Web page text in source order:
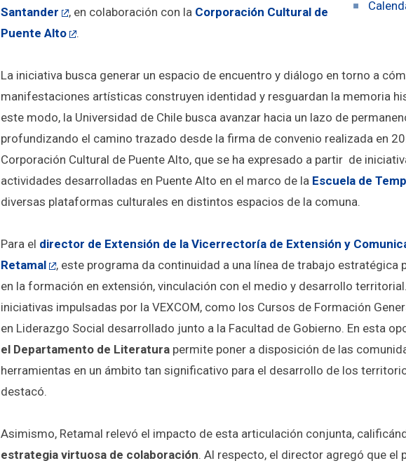
Santander
, en colaboración con la Corporación Cultural de
Puente Alto
.
La iniciativa busca generar un espacio de encuentro y diálogo en torno a
manifestaciones artísticas construyen identidad y resguardan la memoria
este modo, la Universidad de Chile busca avanzar hacia un lazo de
profundizando el camino trazado desde la firma de convenio realizada en
Corporación Cultural de Puente Alto, que se ha expresado a partir de
actividades desarrolladas en Puente Alto en el marco de la Escuela de
diversas plataformas culturales en distintos espacios de la comuna.
Para el director de Extensión de la Vicerrectoría de Extensión y
Retamal
, este programa da continuidad a una línea de trabajo estratégica
en la formación en extensión, vinculación con el medio y desarrollo
iniciativas impulsadas por la VEXCOM, como los Cursos de Formación
en Liderazgo Social desarrollado junto a la Facultad de Gobierno. En esta
el Departamento de Literatura permite poner a disposición de las
herramientas en un ámbito tan significativo para el desarrollo de los
destacó.
Asimismo, Retamal relevó el impacto de esta articulación conjunta,
estrategia virtuosa de colaboración. Al respecto, el director agregó que el